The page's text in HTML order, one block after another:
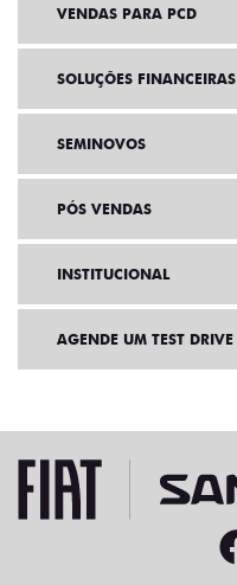
VENDAS PARA PCD
SOLUÇÕES FINANCEIRAS
SEMINOVOS
PÓS VENDAS
INSTITUCIONAL
AGENDE UM TEST DRIVE